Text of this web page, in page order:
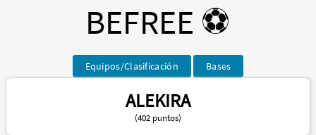
BEFREE ⚽️
Equipos/Clasificación Bases
ALEKIRA
(402 puntos)